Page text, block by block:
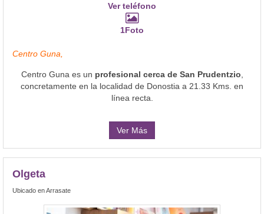
Ver teléfono
1Foto
Centro Guna,
Centro Guna es un profesional cerca de San Prudentzio
concretamente en la localidad de Donostia a 21.33 Kms. en
línea recta.
Ver Más
Olgeta
Ubicado en Arrasate